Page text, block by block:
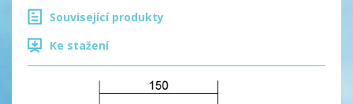
Související produkty
Ke stažení